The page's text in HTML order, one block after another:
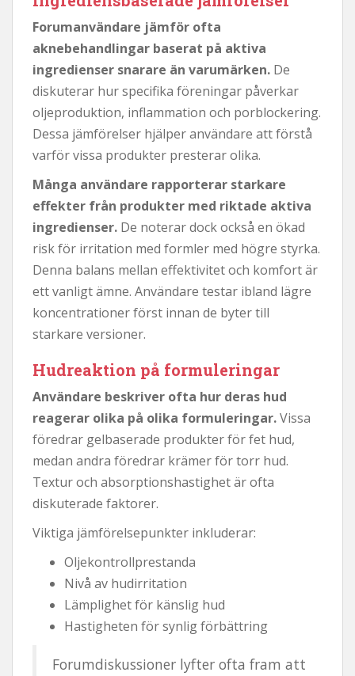
Forumanvändare jämför ofta
aknebehandlingar baserat på aktiva
ingredienser snarare än varumärken. De
diskuterar hur specifika föreningar påverkar
oljeproduktion, inflammation och porblockering.
Dessa jämförelser hjälper användare att förstå
varför vissa produkter presterar olika.
Många användare rapporterar starkare
effekter från produkter med riktade aktiva
ingredienser. De noterar dock också en ökad
risk för irritation med formler med högre styrka.
Denna balans mellan effektivitet och komfort är
ett vanligt ämne. Användare testar ibland lägre
koncentrationer först innan de byter till
starkare versioner.
Hudreaktion på formuleringar
Användare beskriver ofta hur deras hud
reagerar olika på olika formuleringar.Vissa
föredrar gelbaserade produkter för fet hud,
medan andra föredrar krämer för torr hud.
Textur och absorptionshastighet är ofta
diskuterade faktorer.
Viktiga jämförelsepunkter inkluderar:
Oljekontrollprestanda
Nivå av hudirritation
Lämplighet för känslig hud
Hastigheten för synlig förbättring
Forumdiskussioner lyfter ofta fram att